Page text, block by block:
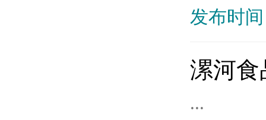
发布时
漯河食
...